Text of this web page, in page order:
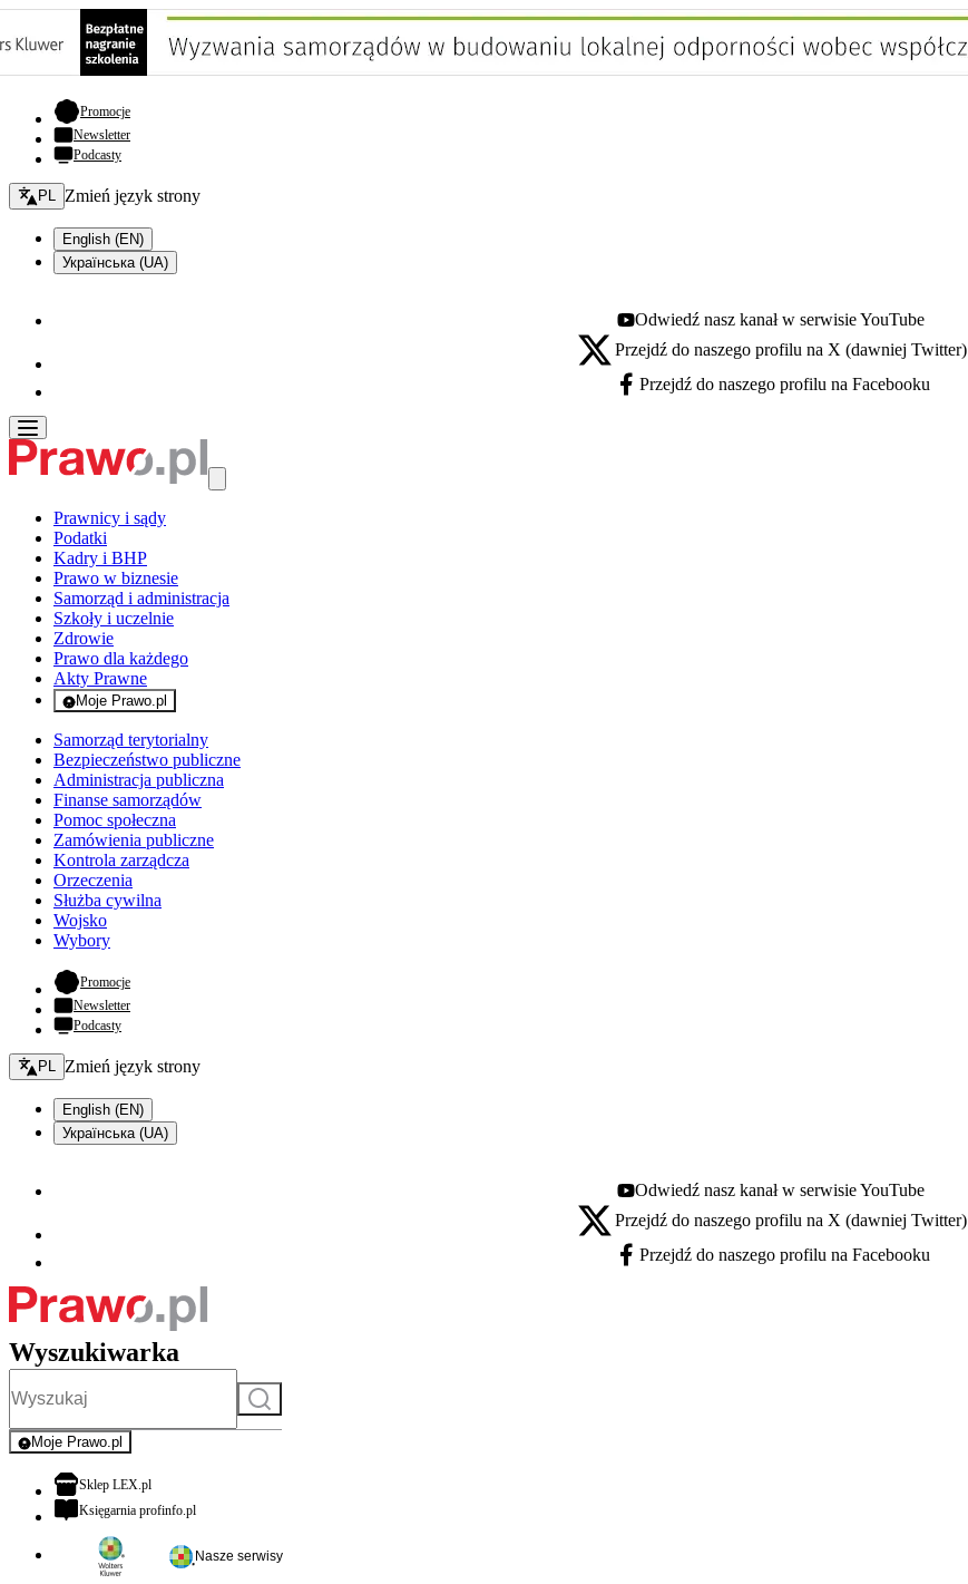
Promocje- otwiera się w nowej karcie
Newsletter
Podcasty
Zmień język - bieżący:
PL Zmień język strony
English (EN)
Українська (UA)
Youtube - otwiera się w nowej karcie
Odwiedź nasz kanał w serwisie YouTube
X - otwiera się w nowej karcie
Przejdź do naszego profilu na X (dawniej Twitter)
Facebook - otwiera się w nowej karcie
Przejdź do naszego profilu na Facebooku
Prawnicy i sądy
Podatki
Kadry i BHP
Prawo w biznesie
Samorząd i administracja
Szkoły i uczelnie
Zdrowie
Prawo dla każdego
Akty Prawne
Moje Prawo.pl
- rejestracja i logowanie do serwisu
Samorząd terytorialny
Bezpieczeństwo publiczne
Administracja publiczna
Finanse samorządów
Pomoc społeczna
Zamówienia publiczne
Kontrola zarządcza
Orzeczenia
Służba cywilna
Wojsko
Wybory
Promocje- otwiera się w nowej karcie
Newsletter
Podcasty
Zmień język - bieżący:
PL Zmień język strony
English (EN)
Українська (UA)
Youtube - otwiera się w nowej karcie
Odwiedź nasz kanał w serwisie YouTube
X - otwiera się w nowej karcie
Przejdź do naszego profilu na X (dawniej Twitter)
Facebook - otwiera się w nowej karcie
Przejdź do naszego profilu na Facebooku
Wyszukiwarka
Szukaj
Moje Prawo.pl
- rejestracja i logowanie do serwisu
Sklep LEX.plotwiera się w nowej karcie
Księgarnia profinfo.plotwiera się w nowej karcie
Nasze serwisy